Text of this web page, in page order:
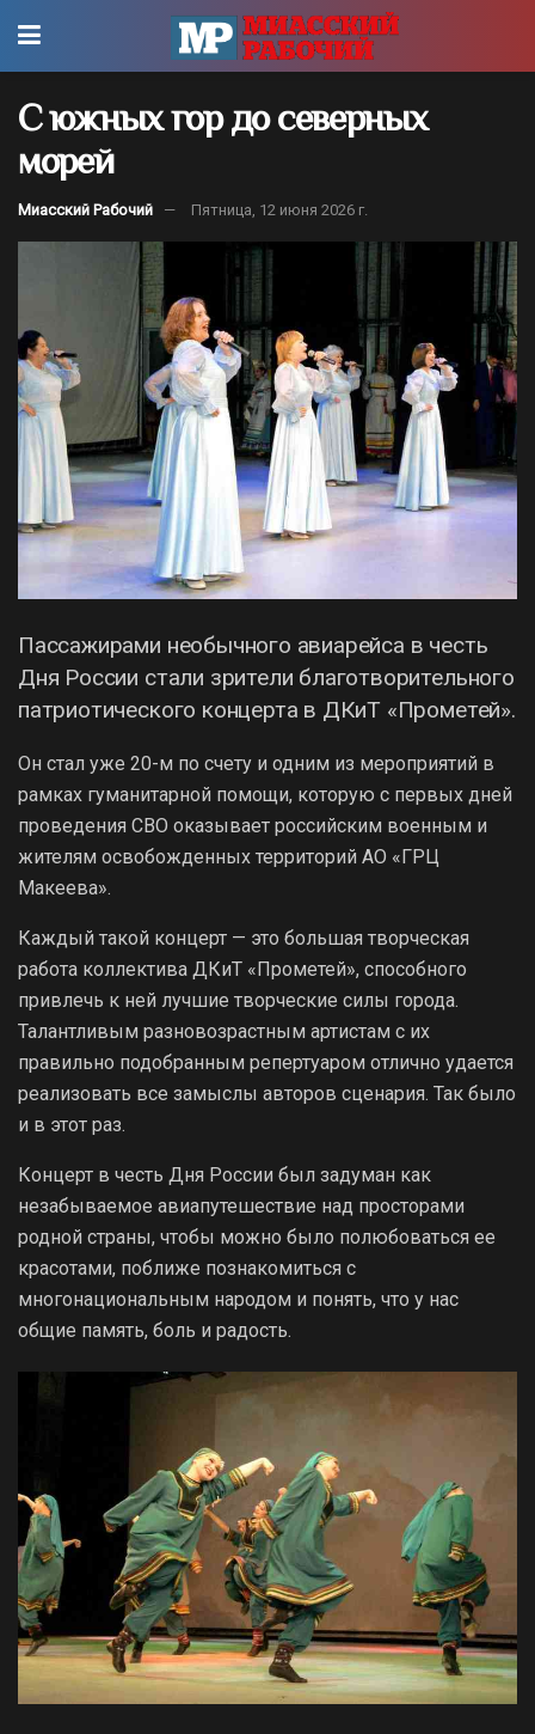
С южных гор до северных
морей
Миасский Рабочий Пятница, 12 июня 2026 г.
Пассажирами необычного авиарейса в честь
Дня России стали зрители благотворительного
патриотического концерта в ДКиТ «Прометей».
Он стал уже 20-м по счету и одним из мероприятий в
рамках гуманитарной помощи, которую с первых дней
проведения СВО оказывает российским военным и
жителям освобожденных территорий АО «ГРЦ
Макеева».
Каждый такой концерт — это большая творческая
работа коллектива ДКиТ «Прометей», способного
привлечь к ней лучшие творческие силы города.
Талантливым разновозрастным артистам с их
правильно подобранным репертуаром отлично удается
реализовать все замыслы авторов сценария. Так было
и в этот раз.
Концерт в честь Дня России был задуман как
незабываемое авиапутешествие над просторами
родной страны, чтобы можно было полюбоваться ее
красотами, поближе познакомиться с
многонациональным народом и понять, что у нас
общие память, боль и радость.